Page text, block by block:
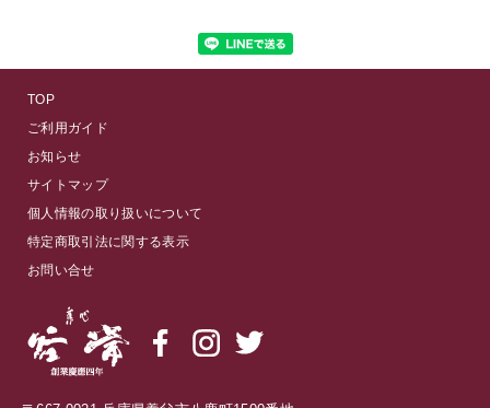
TOP
ご利用ガイド
お知らせ
サイトマップ
個人情報の取り扱いについて
特定商取引法に関する表示
お問い合せ